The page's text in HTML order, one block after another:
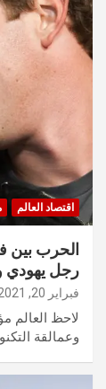
اقتصاد العالم
الحرب بين
رجل يهودي
فبراير 20, 2021
لاحظ العالم
وعمالقة